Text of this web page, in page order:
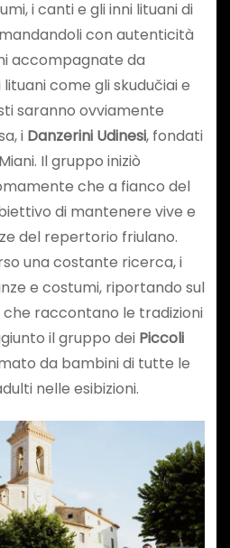
i canti e gli inni lituani di
con autenticità
accompagnate da
come gli skudučiai e
saranno ovviamente
i Danzerini Udinesi, fondati
Il gruppo iniziò
che a fianco del
di mantenere vive e
del repertorio friulano.
una costante ricerca, i
e costumi, riportando sul
raccontano le tradizioni
il gruppo dei Piccoli
da bambini di tutte le
nelle esibizioni.